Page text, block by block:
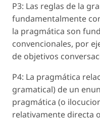
P3: Las reglas de la
fundamentalmente
la pragmática son
convencionales, por
de objetivos
P4: La pragmática
gramatical) de un
pragmática (o
relativamente directa